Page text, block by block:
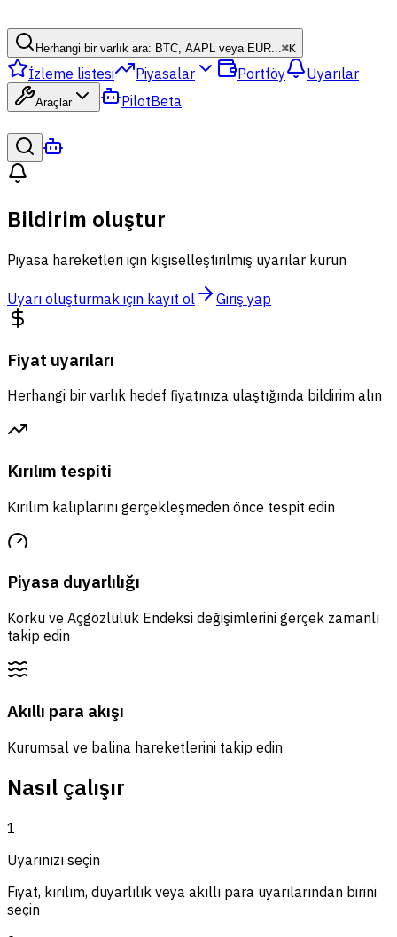
Herhangi bir varlık ara: BTC, AAPL veya EUR...⌘K
İzleme listesi Piyasalar Portföy Uyarılar
Araçlar PilotBeta
Bildirim oluştur
Piyasa hareketleri için kişiselleştirilmiş uyarılar kurun
Uyarı oluşturmak için kayıt ol Giriş yap
Fiyat uyarıları
Herhangi bir varlık hedef fiyatınıza ulaştığında bildirim alın
Kırılım tespiti
Kırılım kalıplarını gerçekleşmeden önce tespit edin
Piyasa duyarlılığı
Korku ve Açgözlülük Endeksi değişimlerini gerçek zamanlı
takip edin
Akıllı para akışı
Kurumsal ve balina hareketlerini takip edin
Nasıl çalışır
1
Uyarınızı seçin
Fiyat, kırılım, duyarlılık veya akıllı para uyarılarından birini
seçin